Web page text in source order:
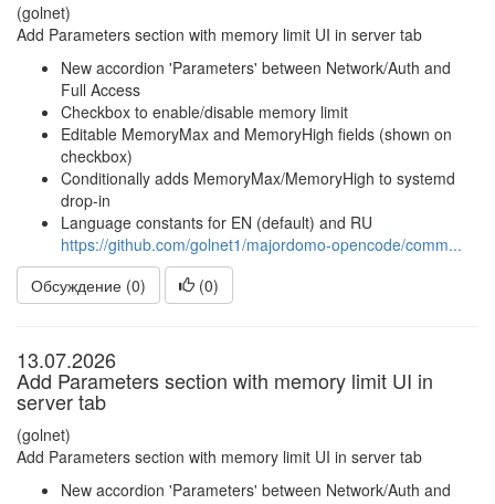
(golnet)
Add Parameters section with memory limit UI in server tab
New accordion 'Parameters' between Network/Auth and
Full Access
Checkbox to enable/disable memory limit
Editable MemoryMax and MemoryHigh fields (shown on
checkbox)
Conditionally adds MemoryMax/MemoryHigh to systemd
drop-in
Language constants for EN (default) and RU
https://github.com/golnet1/majordomo-opencode/comm...
Обсуждение (0)
(0)
13.07.2026
Add Parameters section with memory limit UI in
server tab
(golnet)
Add Parameters section with memory limit UI in server tab
New accordion 'Parameters' between Network/Auth and